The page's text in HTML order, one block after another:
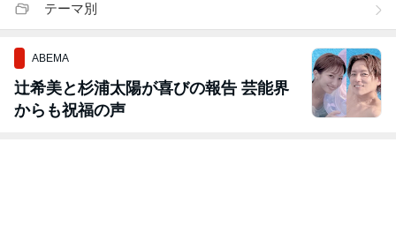
テーマ別
ABEMA
辻希美と杉浦太陽が喜びの報告 芸能界
からも祝福の声